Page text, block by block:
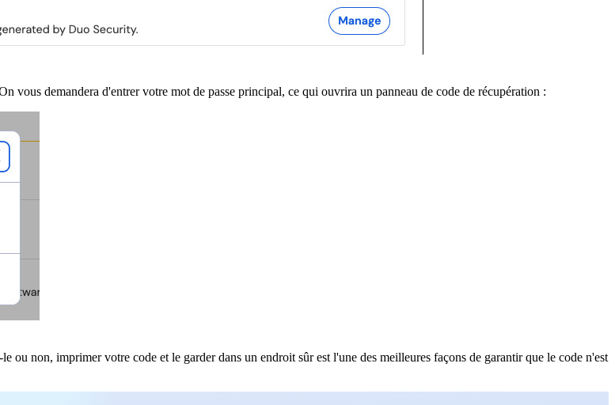
vous demandera d'entrer votre mot de passe principal, ce qui ouvrira un panneau de code de récupération :
non, imprimer votre code et le garder dans un endroit sûr est l'une des meilleures façons de garantir que le code n'est